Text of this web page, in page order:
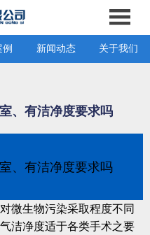
新闻动态 关于我们
、有洁净度要求吗
、有洁净度要求吗
微生物污染采取程度不同
洁净度适于各类手术之要